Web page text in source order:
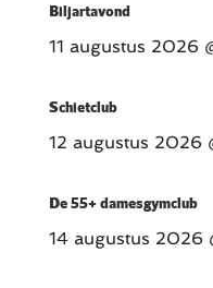
Biljartavond
11 augustus 2026
Schietclub
12 augustus 2026
De 55+ damesgymclub
14 augustus 2026